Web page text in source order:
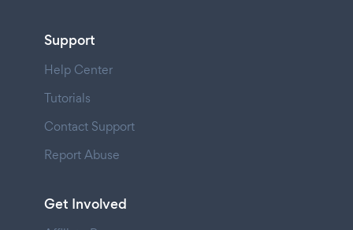
Support
Help Center
Tutorials
Contact Support
Report Abuse
Get Involved